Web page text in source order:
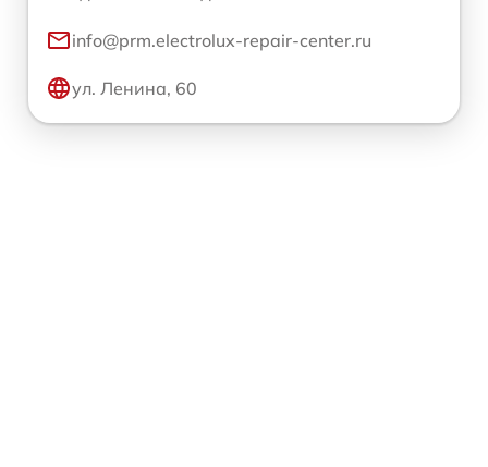
info@prm.electrolux-repair-center.ru
ул. Ленина, 60